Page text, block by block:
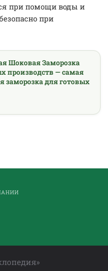
при помощи воды и
при
Шоковая Заморозка
производств — самая
заморозка для готовых